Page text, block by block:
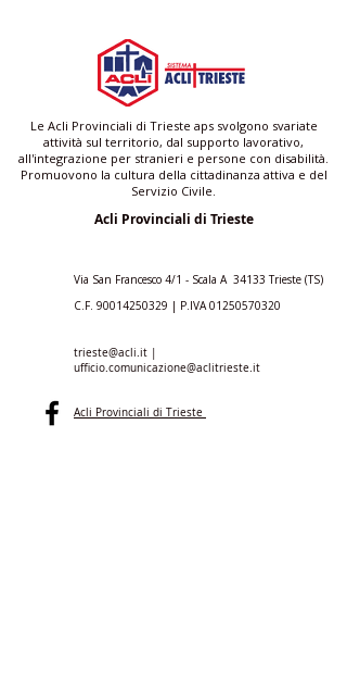
Le Acli Provinciali di Trieste aps svolgono svariate
attività sul territorio, dal supporto lavorativo,
all'integrazione per stranieri e persone con disabilità.
Promuovono la cultura della cittadinanza attiva e del
Servizio Civile.
Acli Provinciali di Trieste
Via San Francesco 4/1 - Scala A 34133 Trieste (TS)
C.F. 90014250329 | P.IVA01250570320
trieste@acli.it
ufficio.comunicazione@aclitrieste.it
Acli Provinciali di Trieste